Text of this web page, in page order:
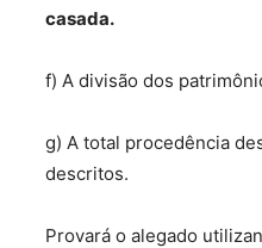
casada.
f) A divisão dos
g) A total procedência
descritos.
Provará o alegado